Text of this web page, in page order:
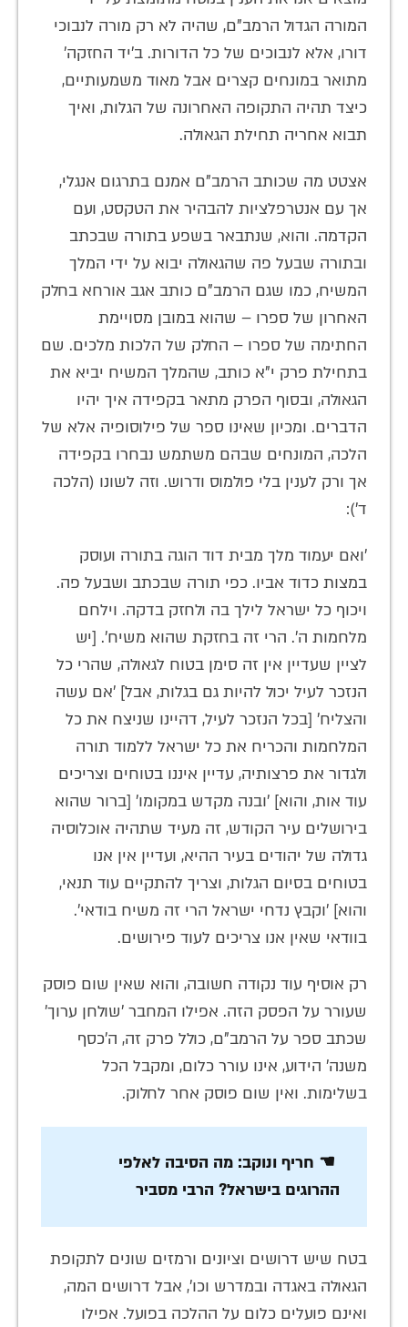
המורה הגדול הרמב"ם, שהיה לא רק מורה לנבוכי
דורו, אלא לנבוכים של כל הדורות. ב'יד החזקה'
מתואר במונחים קצרים אבל מאוד משמעותיים,
כיצד תהיה התקופה האחרונה של הגלות, ואיך
תבוא אחריה תחילת הגאולה.
אצטט מה שכותב הרמב"ם אמנם בתרגום אנגלי,
אך עם אנטרפלציות להבהיר את הטקסט, ועם
הקדמה. והוא, שנתבאר בשפע בתורה שבכתב
ובתורה שבעל פה שהגאולה יבוא על ידי המלך
המשיח, כמו שגם הרמב"ם כותב אגב אורחא בחלק
האחרון של ספרו – שהוא במובן מסויימת
החתימה של ספרו – החלק של הלכות מלכים. שם
בתחילת פרק י"א כותב, שהמלך המשיח יביא את
הגאולה, ובסוף הפרק מתאר בקפידה איך יהיו
הדברים. ומכיון שאינו ספר של פילוסופיה אלא של
הלכה, המונחים שבהם משתמש נבחרו בקפידה
אך ורק לענין בלי פולמוס ודרוש. וזה לשונו (הלכה
ד'):
'ואם יעמוד מלך מבית דוד הוגה בתורה ועוסק
במצות כדוד אביו. כפי תורה שבכתב ושבעל פה.
ויכוף כל ישראל לילך בה ולחזק בדקה. וילחם
מלחמות ה'. הרי זה בחזקת שהוא משיח'. [יש
לציין שעדיין אין זה סימן בטוח לגאולה, שהרי כל
הנזכר לעיל יכול להיות גם בגלות, אבל] 'אם עשה
והצליח' [בכל הנזכר לעיל, דהיינו שניצח את כל
המלחמות והכריח את כל ישראל ללמוד תורה
ולגדור את פרצותיה, עדיין איננו בטוחים וצריכים
עוד אות, והוא] 'ובנה מקדש במקומו' [ברור שהוא
בירושלים עיר הקודש, זה מעיד שתהיה אוכלוסיה
גדולה של יהודים בעיר ההיא, ועדיין אין אנו
בטוחים בסיום הגלות, וצריך להתקיים עוד תנאי,
והוא] 'וקבץ נדחי ישראל הרי זה משיח בודאי'.
בוודאי שאין אנו צריכים לעוד פירושים.
רק אוסיף עוד נקודה חשובה, והוא שאין שום פוסק
שעורר על הפסק הזה. אפילו המחבר 'שולחן ערוך'
שכתב ספר על הרמב"ם, כולל פרק זה, ה'כסף
משנה' הידוע, אינו עורר כלום, ומקבל הכל
בשלימות. ואין שום פוסק אחר לחלוק.
☚ חריף ונוקב: מה הסיבה לאלפי
ההרוגים בישראל? הרבי מסביר
בטח שיש דרושים וציונים ורמזים שונים לתקופת
הגאולה באגדה ובמדרש וכו', אבל דרושים המה,
ואינם פועלים כלום על ההלכה בפועל. אפילו